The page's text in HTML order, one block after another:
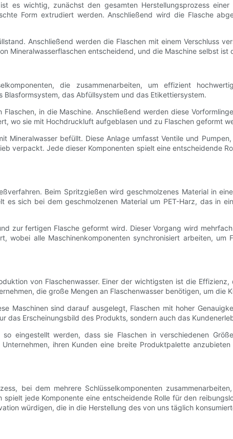
es wichtig, zunächst den gesamten Herstellungsprozess
Form extrudiert werden. Anschließend wird die Flasche
Anschließend werden die Flaschen mit einem Verschluss
entscheidend, und die Maschine selbst ist
die zusammenarbeiten, um effizient
das Abfüllsystem und das Etikettiersystem.
in die Maschine. Anschließend werden diese
wo sie mit Hochdruckluft aufgeblasen und zu Flaschen geformt
befüllt. Diese Anlage umfasst Ventile und
verpackt. Jede dieser Komponenten spielt eine entscheidende
Beim Spritzgießen wird geschmolzenes Material in
sich bei dem geschmolzenen Material um PET-Harz, das in
zur fertigen Flasche geformt wird. Dieser Vorgang wird
wobei alle Maschinenkomponenten synchronisiert arbeiten, um
von Flaschenwasser. Einer der wichtigsten ist die
die große Mengen an Flaschenwasser benötigen, um die
Maschinen sind darauf ausgelegt, Flaschen mit hoher
das Erscheinungsbild des Produkts, sondern auch das
eingestellt werden, dass sie Flaschen in verschiedenen
ihren Kunden eine breite Produktpalette
bei dem mehrere Schlüsselkomponenten
jede Komponente eine entscheidende Rolle für den
würdigen, die in die Herstellung des von uns täglich